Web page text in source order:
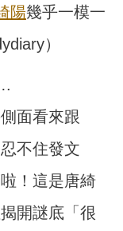
陽幾乎一模一
）
面看來跟
不住發文
！這是唐綺
開謎底「很